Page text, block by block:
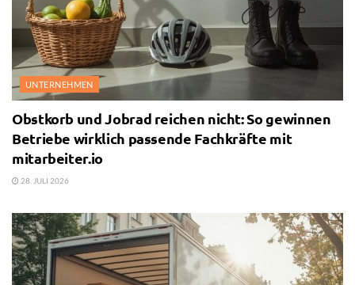
UNTERNEHMEN
Obstkorb und Jobrad reichen nicht: So gewinnen
Betriebe wirklich passende Fachkräfte mit
mitarbeiter.io
28. JULI 2026